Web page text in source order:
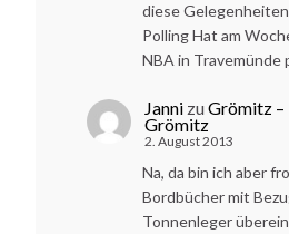
diese
Polling Hat am
NBA in Travemünde
Janni zuGrömitz –
Grömitz
2. August 2013
Na, da bin ich aber
Bordbücher mit
Tonnenleger